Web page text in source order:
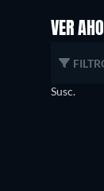
VER
Susc.